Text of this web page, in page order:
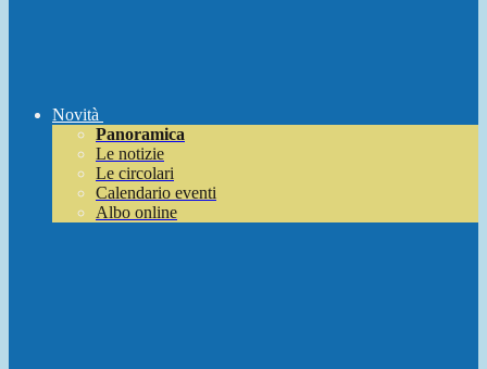
Novità
Panoramica
Le notizie
Le circolari
Calendario eventi
Albo online